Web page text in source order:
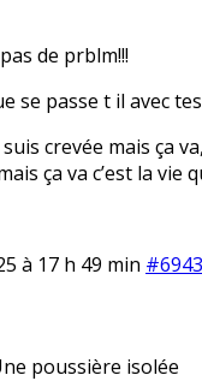
pas de prblm!!!
se passe t il avec tes
crevée mais ça
ça va c’est la vie
à 17 h 49 min
poussière isolée